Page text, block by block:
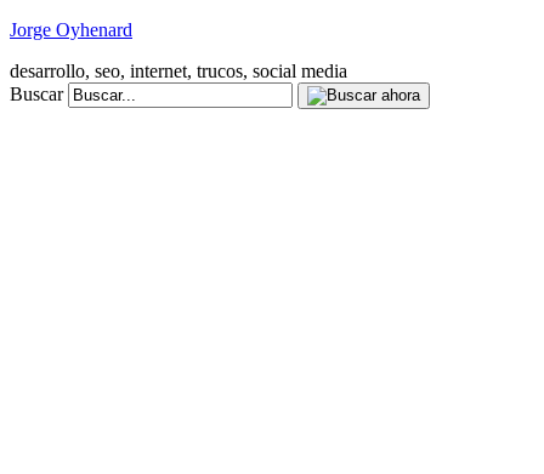
Jorge Oyhenard
desarrollo, seo, internet, trucos, social media
Buscar